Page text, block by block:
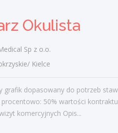
Okulista
Sp z o.o.
Kielce
grafik dopasowany do potrzeb
procentowo: 50% wartości
komercyjnych Opis...